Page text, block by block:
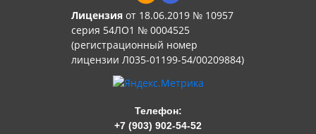
Лицензияот 18.06.2019 № 10957
серия 54ЛО1 № 0004525
(регистрационный номер
лицензии Л035-01199-54/00209884)
Телефон:
+7 (903) 902-54-52